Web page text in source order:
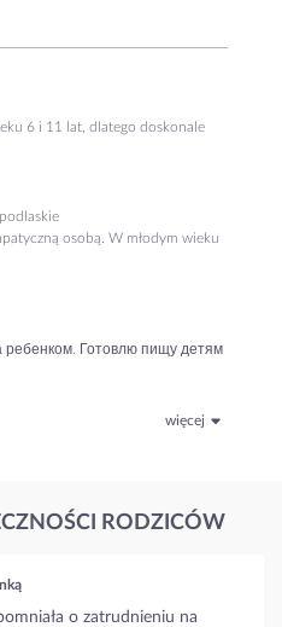
6 i 11 lat, dlatego doskonale
osobą. W młodym wieku
Готовлю пищу детям
więcej
RODZICÓW
na